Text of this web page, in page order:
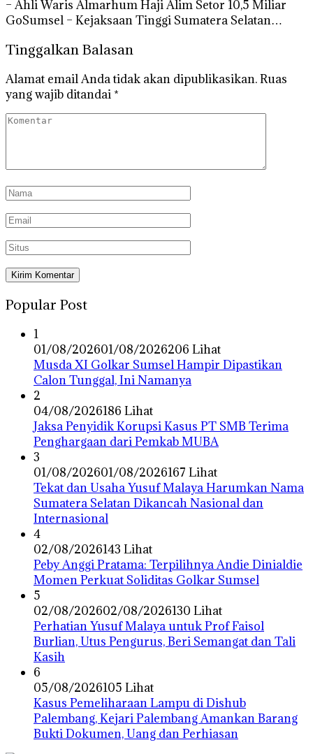
– Ahli Waris Almarhum Haji Alim Setor 10,5 Miliar
GoSumsel – Kejaksaan Tinggi Sumatera Selatan…
Tinggalkan Balasan
Alamat email Anda tidak akan dipublikasikan.Ruas
yang wajib ditandai *
Popular Post
1
01/08/202601/08/2026206 Lihat
Musda XI Golkar Sumsel Hampir Dipastikan
Calon Tunggal, Ini Namanya
2
04/08/2026186 Lihat
Jaksa Penyidik Korupsi Kasus PT SMB Terima
Penghargaan dari Pemkab MUBA
3
01/08/202601/08/2026167 Lihat
Tekat dan Usaha Yusuf Malaya Harumkan Nama
Sumatera Selatan Dikancah Nasional dan
Internasional
4
02/08/2026143 Lihat
Peby Anggi Pratama: Terpilihnya Andie Dinialdie
Momen Perkuat Soliditas Golkar Sumsel
5
02/08/202602/08/2026130 Lihat
Perhatian Yusuf Malaya untuk Prof Faisol
Burlian, Utus Pengurus, Beri Semangat dan Tali
Kasih
6
05/08/2026105 Lihat
Kasus Pemeliharaan Lampu di Dishub
Palembang, Kejari Palembang Amankan Barang
Bukti Dokumen, Uang dan Perhiasan